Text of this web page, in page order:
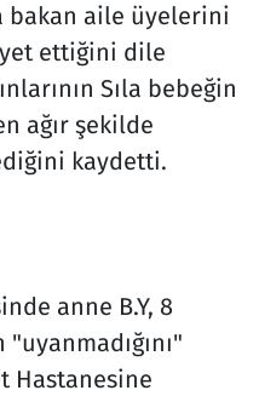
bakan aile üyelerini
ettiğini dile
Sıla bebeğin
ağır şekilde
kaydetti.
anne B.Y, 8
"uyanmadığını"
Hastanesine